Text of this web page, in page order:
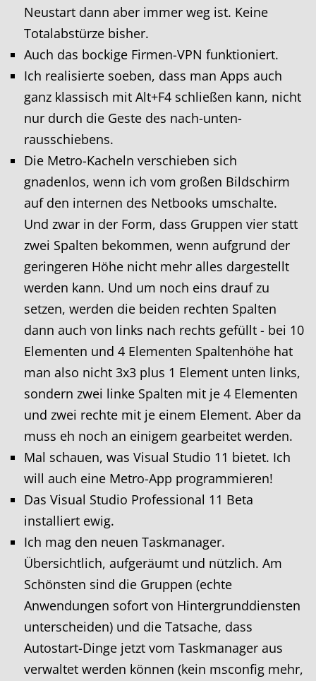
Neustart dann aber immer weg ist. Keine
Totalabstürze bisher.
Auch das bockige Firmen-VPN funktioniert.
Ich realisierte soeben, dass man Apps auch
ganz klassisch mit Alt+F4 schließen kann, nicht
nur durch die Geste des nach-unten-
rausschiebens.
Die Metro-Kacheln verschieben sich
gnadenlos, wenn ich vom großen Bildschirm
auf den internen des Netbooks umschalte.
Und zwar in der Form, dass Gruppen vier statt
zwei Spalten bekommen, wenn aufgrund der
geringeren Höhe nicht mehr alles dargestellt
werden kann. Und um noch eins drauf zu
setzen, werden die beiden rechten Spalten
dann auch von links nach rechts gefüllt - bei 10
Elementen und 4 Elementen Spaltenhöhe hat
man also nicht 3x3 plus 1 Element unten links,
sondern zwei linke Spalten mit je 4 Elementen
und zwei rechte mit je einem Element. Aber da
muss eh noch an einigem gearbeitet werden.
Mal schauen, was Visual Studio 11 bietet. Ich
will auch eine Metro-App programmieren!
Das Visual Studio Professional 11 Beta
installiert ewig.
Ich mag den neuen Taskmanager.
Übersichtlich, aufgeräumt und nützlich. Am
Schönsten sind die Gruppen (echte
Anwendungen sofort von Hintergrunddiensten
unterscheiden) und die Tatsache, dass
Autostart-Dinge jetzt vom Taskmanager aus
verwaltet werden können (kein msconfig mehr,